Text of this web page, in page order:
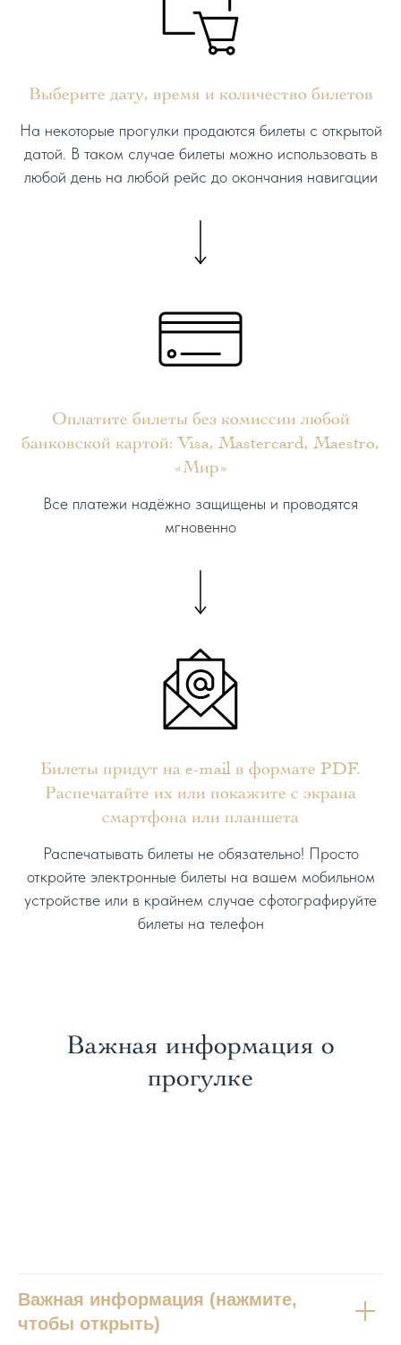
Выберите дату, время и количество билетов
На некоторые прогулки продаются билеты с открытой
датой. В таком случае билеты можно использовать в
любой день на любой рейс до окончания навигации
Оплатите билеты без комиссии любой
банковской картой: Visa, Mastercard, Maestro,
«Мир»
Все платежи надёжно защищены и проводятся
мгновенно
Билеты придут на e-mail в формате PDF.
Распечатайте их или покажите с экрана
смартфона или планшета
Распечатывать билеты не обязательно! Просто
откройте электронные билеты на вашем мобильном
устройстве или в крайнем случае сфотографируйте
билеты на телефон
Важная информация о
прогулке
Важная информация (нажмите,
чтобы открыть)